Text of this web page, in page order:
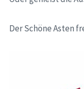
Der Schöne Asten